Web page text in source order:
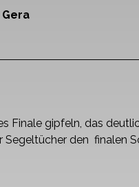
Finale gipfeln, das
den finalen